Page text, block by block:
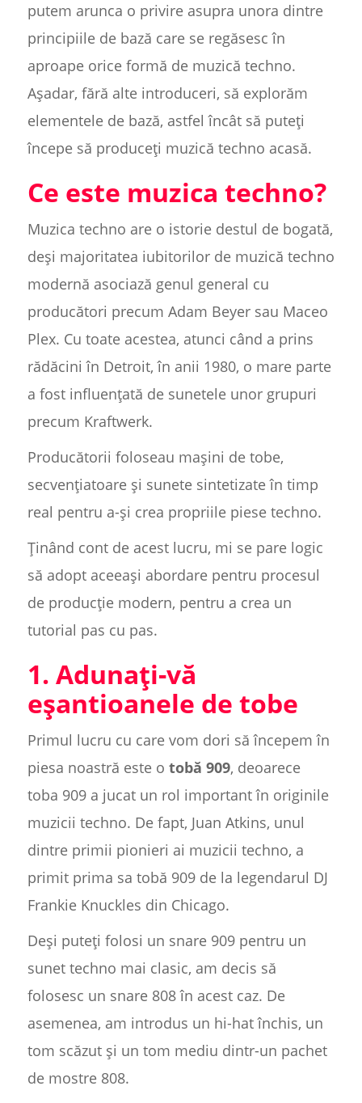
putem arunca o privire asupra unora dintre
principiile de bază care se regăsesc în
aproape orice formă de muzică techno.
Așadar, fără alte introduceri, să explorăm
elementele de bază, astfel încât să puteți
începe să produceți muzică techno acasă.
Ce este muzica techno?
Muzica techno are o istorie destul de bogată,
deși majoritatea iubitorilor de muzică techno
modernă asociază genul general cu
producători precum Adam Beyer sau Maceo
Plex. Cu toate acestea, atunci când a prins
rădăcini în Detroit, în anii 1980, o mare parte
a fost influențată de sunetele unor grupuri
precum Kraftwerk.
Producătorii foloseau mașini de tobe,
secvențiatoare și sunete sintetizate în timp
real pentru a-și crea propriile piese techno.
Ținând cont de acest lucru, mi se pare logic
să adopt aceeași abordare pentru procesul
de producție modern, pentru a crea un
tutorial pas cu pas.
1. Adunați-vă
eșantioanele de tobe
Primul lucru cu care vom dori să începem în
piesa noastră este o tobă 909, deoarece
toba 909 a jucat un rol important în originile
muzicii techno. De fapt, Juan Atkins, unul
dintre primii pionieri ai muzicii techno, a
primit prima sa tobă 909 de la legendarul DJ
Frankie Knuckles din Chicago.
Deși puteți folosi un snare 909 pentru un
sunet techno mai clasic, am decis să
folosesc un snare 808 în acest caz. De
asemenea, am introdus un hi-hat închis, un
tom scăzut și un tom mediu dintr-un pachet
de mostre 808.